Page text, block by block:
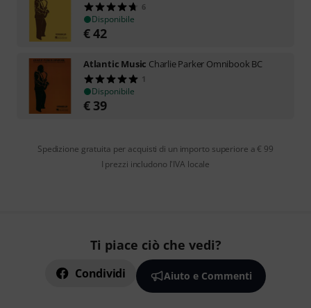
6
Disponibile
€42
Atlantic Music Charlie Parker Omnibook BC
1
Disponibile
€ 39
Spedizione gratuita per acquisti di un importo superiore a € 99
I prezzi includono l'IVA locale
Ti piace ciò che vedi?
Condividi Aiuto e Commenti